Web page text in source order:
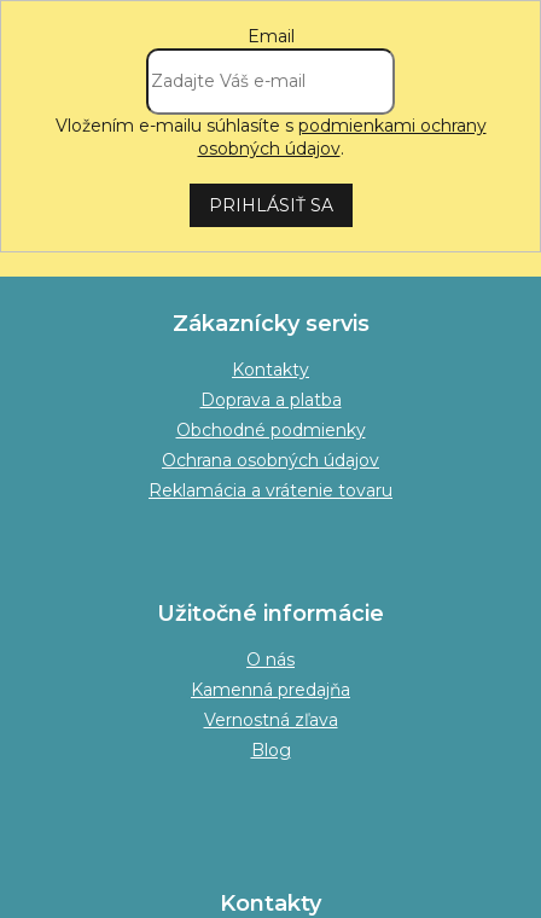
Email
Vložením e-mailu súhlasíte s podmienkami ochrany
osobných údajov.
PRIHLÁSIŤ SA
Zákaznícky servis
Kontakty
Doprava a platba
Obchodné podmienky
Ochrana osobných údajov
Reklamácia a vrátenie tovaru
Užitočné informácie
O nás
Kamenná predajňa
Vernostná zľava
Blog
Kontakty